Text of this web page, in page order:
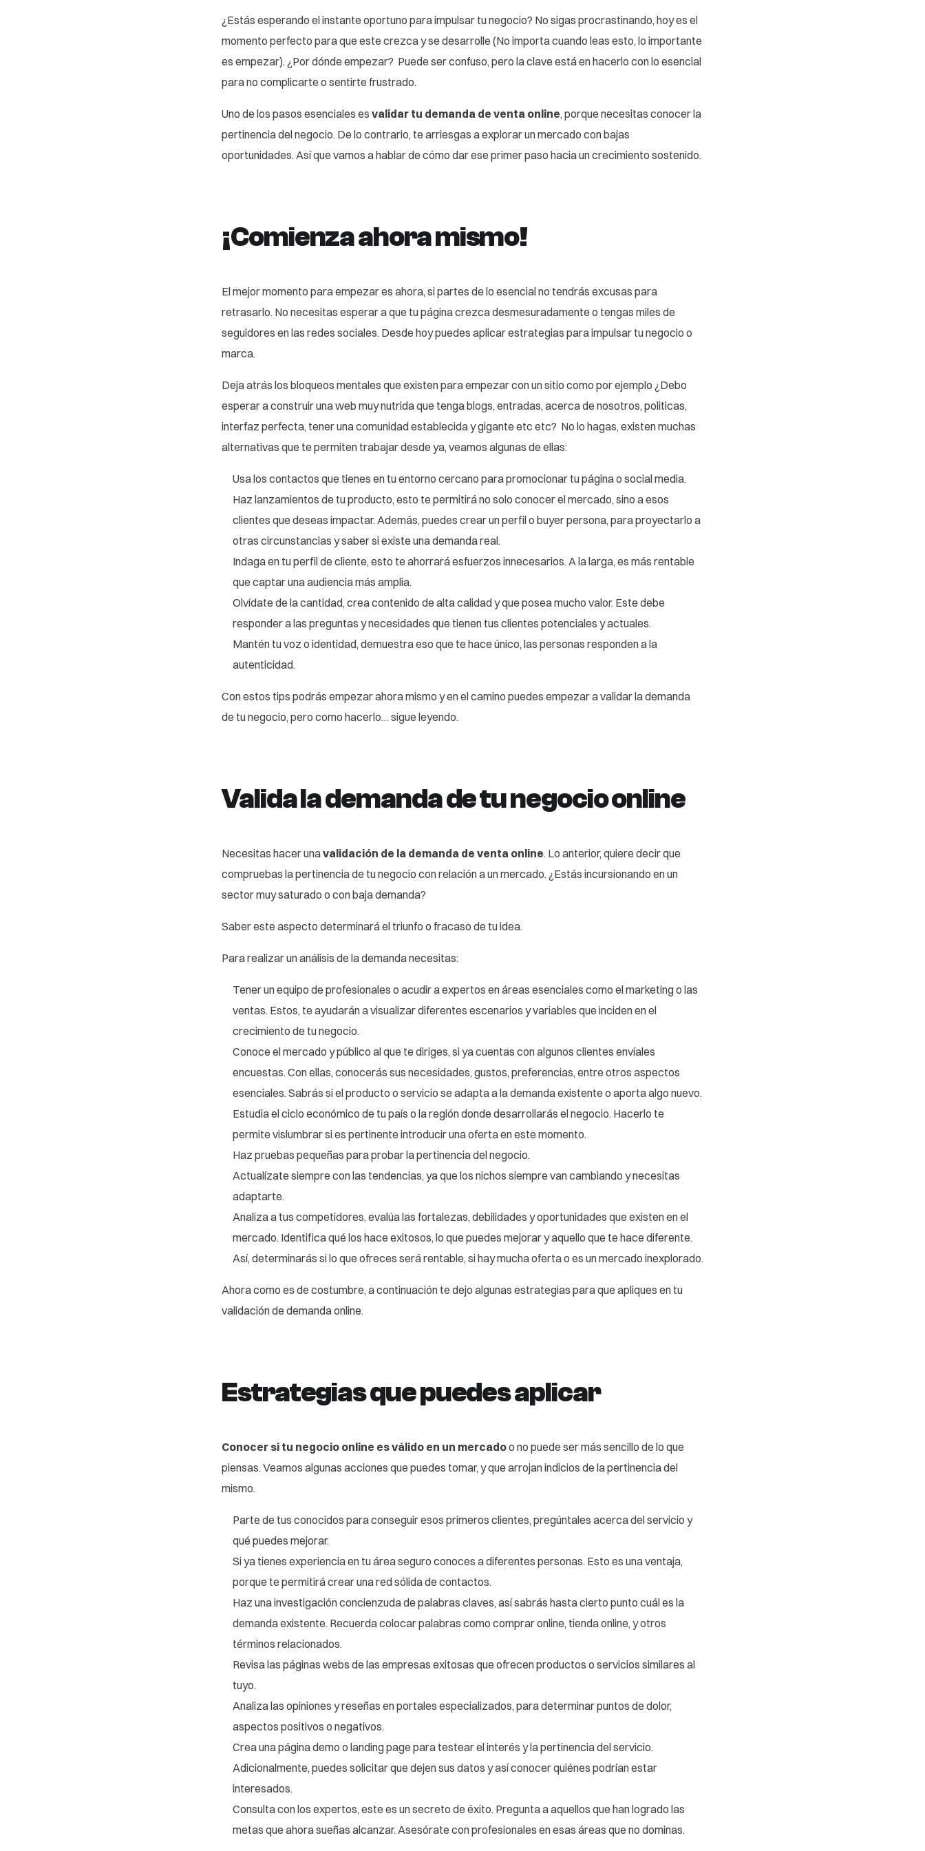
¿Estás esperando el instante oportuno para impulsar tu negocio? No sigas procrastinando, hoy es el
momento perfecto para que este crezca y se desarrolle (No importa cuando leas esto, lo importante
es empezar). ¿Por dónde empezar? Puede ser confuso, pero la clave está en hacerlo con lo esencial
para no complicarte o sentirte frustrado.
Uno de los pasos esenciales es validar tu demanda de venta online, porque necesitas conocer la
pertinencia del negocio. De lo contrario, te arriesgas a explorar un mercado con bajas
oportunidades. Así que vamos a hablar de cómo dar ese primer paso hacia un crecimiento sostenido.
¡Comienza ahora mismo!
El mejor momento para empezar es ahora, si partes de lo esencial no tendrás excusas para
retrasarlo. No necesitas esperar a que tu página crezca desmesuradamente o tengas miles de
seguidores en las redes sociales. Desde hoy puedes aplicar estrategias para impulsar tu negocio o
marca.
Deja atrás los bloqueos mentales que existen para empezar con un sitio como por ejemplo ¿Debo
esperar a construir una web muy nutrida que tenga blogs, entradas, acerca de nosotros, politicas,
interfaz perfecta, tener una comunidad establecida y gigante etc etc? No lo hagas, existen muchas
alternativas que te permiten trabajar desde ya, veamos algunas de ellas:
Usa los contactos que tienes en tu entorno cercano para promocionar tu página o social media.
Haz lanzamientos de tu producto, esto te permitirá no solo conocer el mercado, sino a esos
clientes que deseas impactar. Además, puedes crear un perfil o buyer persona, para proyectarlo a
otras circunstancias y saber si existe una demanda real.
Indaga en tu perfil de cliente, esto te ahorrará esfuerzos innecesarios. A la larga, es más rentable
que captar una audiencia más amplia.
Olvídate de la cantidad, crea contenido de alta calidad y que posea mucho valor. Este debe
responder a las preguntas y necesidades que tienen tus clientes potenciales y actuales.
Mantén tu voz o identidad, demuestra eso que te hace único, las personas responden a la
autenticidad.
Con estos tips podrás empezar ahora mismo y en el camino puedes empezar a validar la demanda
de tu negocio, pero como hacerlo… sigue leyendo.
Valida la demanda de tu negocio online
Necesitas hacer unavalidación de la demanda de venta online. Lo anterior, quiere decir que
compruebas la pertinencia de tu negocio con relación a un mercado. ¿Estás incursionando en un
sector muy saturado o con baja demanda?
Saber este aspecto determinará el triunfo o fracaso de tu idea.
Para realizar un análisis de la demanda necesitas:
Tener un equipo de profesionales o acudir a expertos en áreas esenciales como el marketing o las
ventas. Estos, te ayudarán a visualizar diferentes escenarios y variables que inciden en el
crecimiento de tu negocio.
Conoce el mercado y público al que te diriges, si ya cuentas con algunos clientes envíales
encuestas. Con ellas, conocerás sus necesidades, gustos, preferencias, entre otros aspectos
esenciales. Sabrás si el producto o servicio se adapta a la demanda existente o aporta algo nuevo.
Estudia el ciclo económico de tu país o la región donde desarrollarás el negocio. Hacerlo te
permite vislumbrar si es pertinente introducir una oferta en este momento.
Haz pruebas pequeñas para probar la pertinencia del negocio.
Actualízate siempre con las tendencias, ya que los nichos siempre van cambiando y necesitas
adaptarte.
Analiza a tus competidores, evalúa las fortalezas, debilidades y oportunidades que existen en el
mercado. Identifica qué los hace exitosos, lo que puedes mejorar y aquello que te hace diferente.
Así, determinarás si lo que ofreces será rentable, si hay mucha oferta o es un mercado inexplorado.
Ahora como es de costumbre, a continuación te dejo algunas estrategias para que apliques en tu
validación de demanda online.
Estrategias que puedes aplicar
Conocer si tu negocio online es válido en un mercadoo no puede ser más sencillo de lo que
piensas. Veamos algunas acciones que puedes tomar, y que arrojan indicios de la pertinencia del
mismo.
Parte de tus conocidos para conseguir esos primeros clientes, pregúntales acerca del servicio y
qué puedes mejorar.
Si ya tienes experiencia en tu área seguro conoces a diferentes personas. Esto es una ventaja,
porque te permitirá crear una red sólida de contactos.
Haz una investigación concienzuda de palabras claves, así sabrás hasta cierto punto cuál es la
demanda existente. Recuerda colocar palabras como comprar online, tienda online, y otros
términos relacionados.
Revisa las páginas webs de las empresas exitosas que ofrecen productos o servicios similares al
tuyo.
Analiza las opiniones y reseñas en portales especializados, para determinar puntos de dolor,
aspectos positivos o negativos.
Crea una página demo o landing page para testear el interés y la pertinencia del servicio.
Adicionalmente, puedes solicitar que dejen sus datos y así conocer quiénes podrían estar
interesados.
Consulta con los expertos, este es un secreto de éxito. Pregunta a aquellos que han logrado las
metas que ahora sueñas alcanzar. Asesórate con profesionales en esas áreas que no dominas.